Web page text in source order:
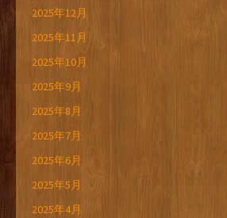
2025年12月
2025年11月
2025年10月
2025年9月
2025年8月
2025年7月
2025年6月
2025年5月
2025年4月